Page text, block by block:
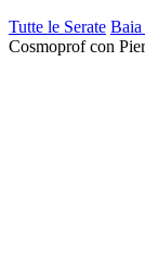
Tutte le Serate Baia
Cosmoprof con